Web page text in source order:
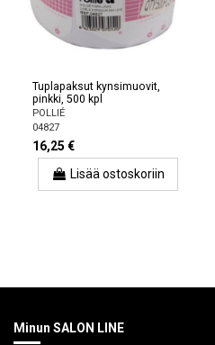
Tuplapaksut kynsimuovit,
pinkki, 500 kpl
POLLIÉ
04827
16,25 €
Lisää ostoskoriin
Minun SALON LINE